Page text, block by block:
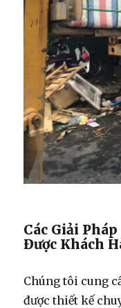
Các Giải
Được Khách
Chúng tôi cung
được thiết kế